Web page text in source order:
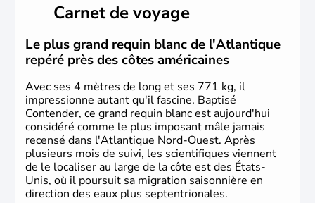
Plusieurs populations se sont succédées avant l'arrivée
des européens, suite à la découverte du continent par
Christophe Colomb en 1492. Les 13 colonies
britanniques proclament la Déclaration d'indépendance
en 1776 et adoptent leur première constitution en 1787.
La conquête de l'Ouest marque ensuite l'entrée dans une
phase de développement intense.
Carnet de voyage
Le plus grand requin blanc de l'Atlantique
repéré près des côtes américaines
Avec ses 4 mètres de long et ses 771 kg, il
impressionne autant qu'il fascine. Baptisé
Contender, ce grand requin blanc est aujourd'hui
considéré comme le plus imposant mâle jamais
recensé dans l'Atlantique Nord-Ouest. Après
plusieurs mois de suivi, les scientifiques viennent
de le localiser au large de la côte est des États-
Unis, où il poursuit sa migration saisonnière en
direction des eaux plus septentrionales.